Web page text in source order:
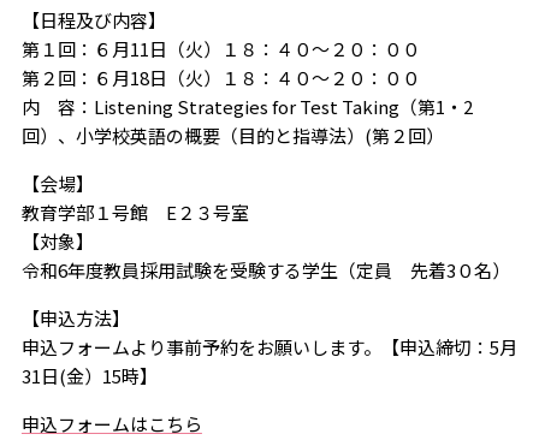
【日程及び内容】
第１回：６月11日（火）１８：４０～２０：００
第２回：６月18日（火）１８：４０～２０：００
内 容：Listening Strategies for Test Taking（第1・2
回）、小学校英語の概要（目的と指導法）(第２回）
【会場】
教育学部１号館 E２３号室
【対象】
令和6年度教員採用試験を受験する学生（定員 先着3０名）
【申込方法】
申込フォームより事前予約をお願いします。【申込締切：5月
31日(金）15時】
申込フォームはこちら